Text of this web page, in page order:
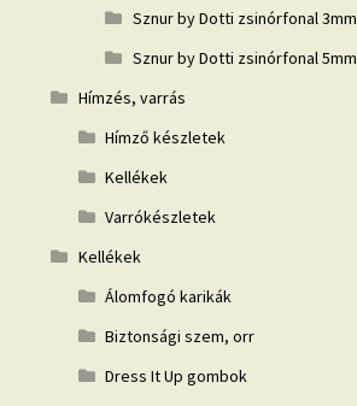
Sznur by Dotti zsinórfonal 3mm
Sznur by Dotti zsinórfonal 5mm
Hímzés, varrás
Hímző készletek
Kellékek
Varrókészletek
Kellékek
Álomfogó karikák
Biztonsági szem, orr
Dress It Up gombok